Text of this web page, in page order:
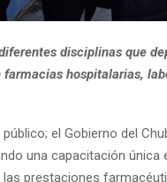
disciplinas que
hospitalarias,
el Gobierno del
una capacitación única
las prestaciones